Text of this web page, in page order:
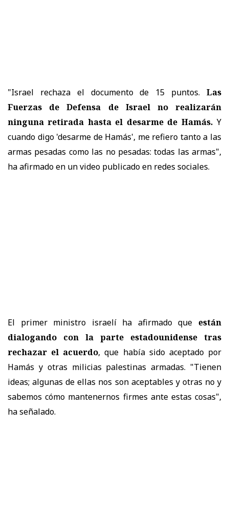
"Israel rechaza el documento de 15 puntos. Las
Fuerzas de Defensa de Israel no realizarán
ninguna retirada hasta el desarme de Hamás. Y
cuando digo 'desarme de Hamás', me refiero tanto a las
armas pesadas como las no pesadas: todas las armas",
ha afirmado en un video publicado en redes sociales.
El primer ministro israelí ha afirmado que están
dialogando con la parte estadounidense tras
rechazar el acuerdo, que había sido aceptado por
Hamás y otras milicias palestinas armadas. "Tienen
ideas; algunas de ellas nos son aceptables y otras no y
sabemos cómo mantenernos firmes ante estas cosas",
ha señalado.